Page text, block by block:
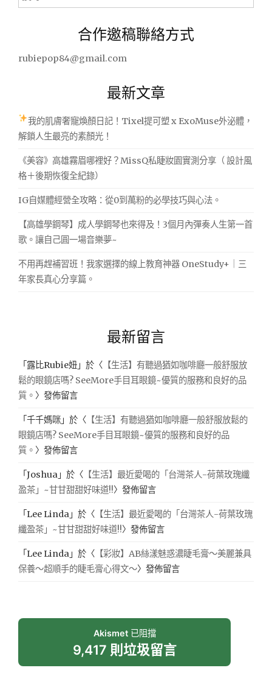
尋
合作邀稿聯絡方式
rubiepop84@gmail.com
最新文章
我的肌膚奢寵煥顏日記！Tixel提可塑 x ExoMuse外泌體，
解鎖人生最亮的素顏光！
《美容》高雄霧眉哪裡好？MissQ私睫妝園實測分享（ 設計風
格＋後期恢復全紀錄）
IG自媒體經營全攻略：從0到萬粉的必學技巧與心法。
【高雄學鋼琴】成人學鋼琴也來得及！3個月內彈奏人生第一首
歌。讓自己圓一場音樂夢~
不用再趕補習班！我家選擇的線上教育神器 OneStudy+｜三
年家長真心分享篇。
最新留言
「 露比Rubie妞 」於〈 【生活】有聽過猶如咖啡廳一般舒服放
鬆的眼鏡店嗎? SeeMore手目耳眼鏡~優質的服務和良好的品
質。 〉發佈留言
「千千媽咪 」於〈 【生活】有聽過猶如咖啡廳一般舒服放鬆的
眼鏡店嗎? SeeMore手目耳眼鏡~優質的服務和良好的品
質。 〉發佈留言
「Joshua 」於〈 【生活】最近愛喝的「台灣茶人-荷葉玫瑰纖
盈茶」~甘甘甜甜好味道!!〉發佈留言
「Lee Linda 」於〈 【生活】最近愛喝的「台灣茶人-荷葉玫瑰
纖盈茶」~甘甘甜甜好味道!!〉發佈留言
「Lee Linda 」於〈 【彩妝】AB絲漾魅惑濃睫毛膏～美麗兼具
保養～超順手的睫毛膏心得文～〉發佈留言
Akismet已阻擋
9,417 則垃圾留言